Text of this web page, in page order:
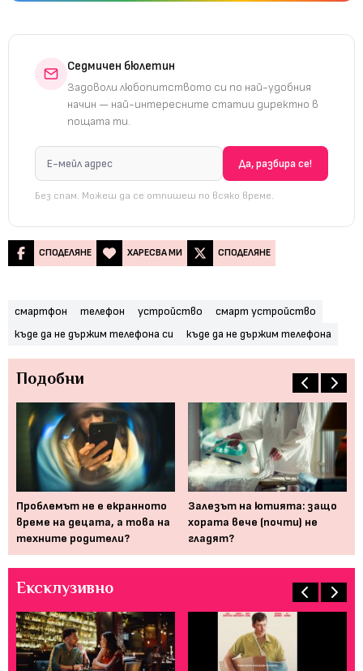
Седмичен бюлетин
Задоволи любопитството си по най-удобния
начин — най-интересните статии директно в
пощата ти.
Без спам. Можеш да се отпишеш по всяко време.
СПОДЕЛЯНЕ ХАРЕСВА МИ СПОДЕЛЯНЕ
смартфон телефон устройство
смарт устройство
къде да не държим телефона си
къде да не държим телефона
Подобни
Проблемът не е екранното
време на децата, а това на
техните родители?
Залезът на ютията: защо
хората вече (почти) не
гладят?
Ексклузивно